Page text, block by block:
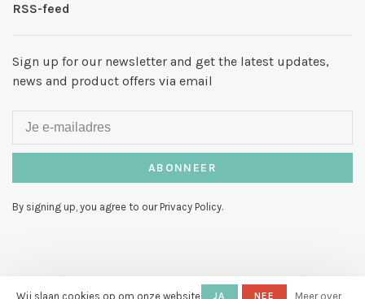
RSS-feed
Sign up for our newsletter and get the latest updates,
news and product offers via email
ABONNEER
By signing up, you agree to our Privacy Policy.
© Copyright 2026 Hello My Love-
Wij slaan cookies op om onze website JA NEE Meer over